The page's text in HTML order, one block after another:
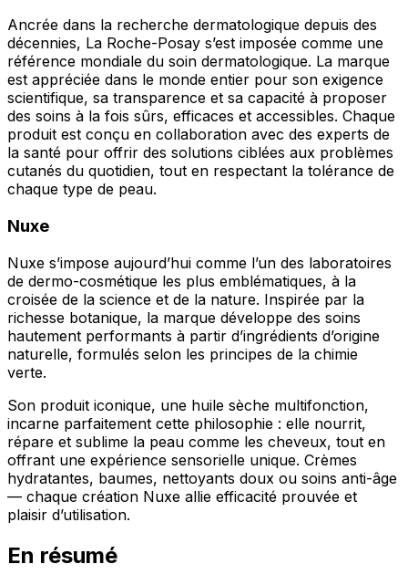
Ancrée dans la recherche dermatologique depuis des
décennies, La Roche-Posay s’est imposée comme une
référence mondiale du soin dermatologique. La marque
est appréciée dans le monde entier pour son exigence
scientifique, sa transparence et sa capacité à proposer
des soins à la fois sûrs, efficaces et accessibles. Chaque
produit est conçu en collaboration avec des experts de
la santé pour offrir des solutions ciblées aux problèmes
cutanés du quotidien, tout en respectant la tolérance de
chaque type de peau.
Nuxe
Nuxe s’impose aujourd’hui comme l’un des laboratoires
de dermo-cosmétique les plus emblématiques, à la
croisée de la science et de la nature. Inspirée par la
richesse botanique, la marque développe des soins
hautement performants à partir d’ingrédients d’origine
naturelle, formulés selon les principes de la chimie
verte.
Son produit iconique, une huile sèche multifonction,
incarne parfaitement cette philosophie : elle nourrit,
répare et sublime la peau comme les cheveux, tout en
offrant une expérience sensorielle unique. Crèmes
hydratantes, baumes, nettoyants doux ou soins anti-âge
— chaque création Nuxe allie efficacité prouvée et
plaisir d’utilisation.
En résumé